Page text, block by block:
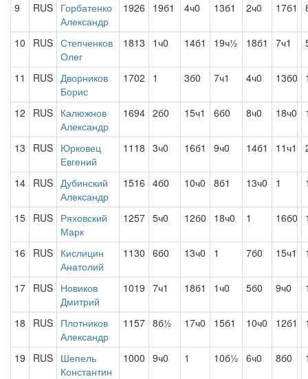
9 RUS Горбатенко
Александр
1926 19б1 4ч0 13б1 2ч0 17б1
10 RUS Степченков
Олег
1813 1ч0 14б1 19ч½ 18б1 7ч1
11 RUS Дворников
Борис
1702 1 3б0 7ч1 4ч0 13б0
12 RUS Калюжнов
Александр
1694 2б0 15ч1 6б0 8ч0 18ч0
13 RUS Юрковец
Евгений
1118 3ч0 16б1 9ч0 14б1 11ч1
14 RUS Дубинский
Александр
1516 4б0 10ч0 8б1 13ч0 1
15 RUS Ряховский
Марк
1257 5ч0 12б0 18ч0 1 16б0
16 RUS Кислицин
Анатолий
1130 6б0 13ч0 1 7б0 15ч1
17 RUS Новиков
Дмитрий
1019 7ч1 18б1 1ч0 5б0 9ч0
18 RUS Плотников
Александр
1157 8б½ 17ч0 15б1 10ч0 12б1
19 RUS Шепель
Константин
1000 9ч0 1 10б½ 6ч0 8б0